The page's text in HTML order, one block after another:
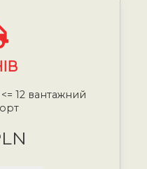
12 вантажний